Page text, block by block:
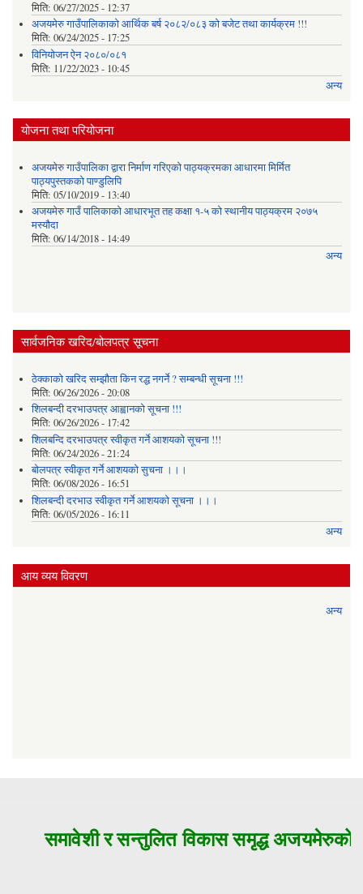
मिति: 06/27/2025 - 12:37
अजयमेरु गाउँपालिकाको आर्थिक बर्ष २०८२/०८३ को बजेट तथा कार्यक्रम !!!
मिति: 06/24/2025 - 17:25
विनियोजन ऐन २०८०/०८१
मिति: 11/22/2023 - 10:45
अन्य
योजना तथा परियोजना
अजयमेरु गाउँपालिका द्वारा निर्माण गरिएको पाठ्यक्रमका आधारमा मिर्मित
पाठ्यपुस्तकको पाण्डुलिपि
मिति: 05/10/2019 - 13:40
अजयमेरु गाउँ पालिकाको आधारभूत तह कक्षा १-५ को स्थानीय पाठ्यक्रम २०७५
मस्यौदा
मिति: 06/14/2018 - 14:49
अन्य
सार्वजनिक खरिद/बोलपत्र सूचना
ठेक्काको खरिद सम्झौता किन रद्ध नगर्ने ? सम्बन्धी सूचना !!!
मिति: 06/26/2026 - 20:08
शिलबन्दी दरभाउपत्र आह्वानको सूचना !!!
मिति: 06/26/2026 - 17:42
शिलबन्दि दरभाउपत्र स्वीकृत गर्ने आशयकाे सूचना !!!
मिति: 06/24/2026 - 21:24
बोलपत्र स्वीकृत गर्ने आशयको सुचना ।।।
मिति: 06/08/2026 - 16:51
शिलबन्दी दरभाउ स्वीकृत गर्ने आशयको सूचना ।।।
मिति: 06/05/2026 - 16:11
अन्य
आय व्यय विवरण
अन्य
समावेशी र सन्तुलित विकास समृद्ध अजयमेरुको